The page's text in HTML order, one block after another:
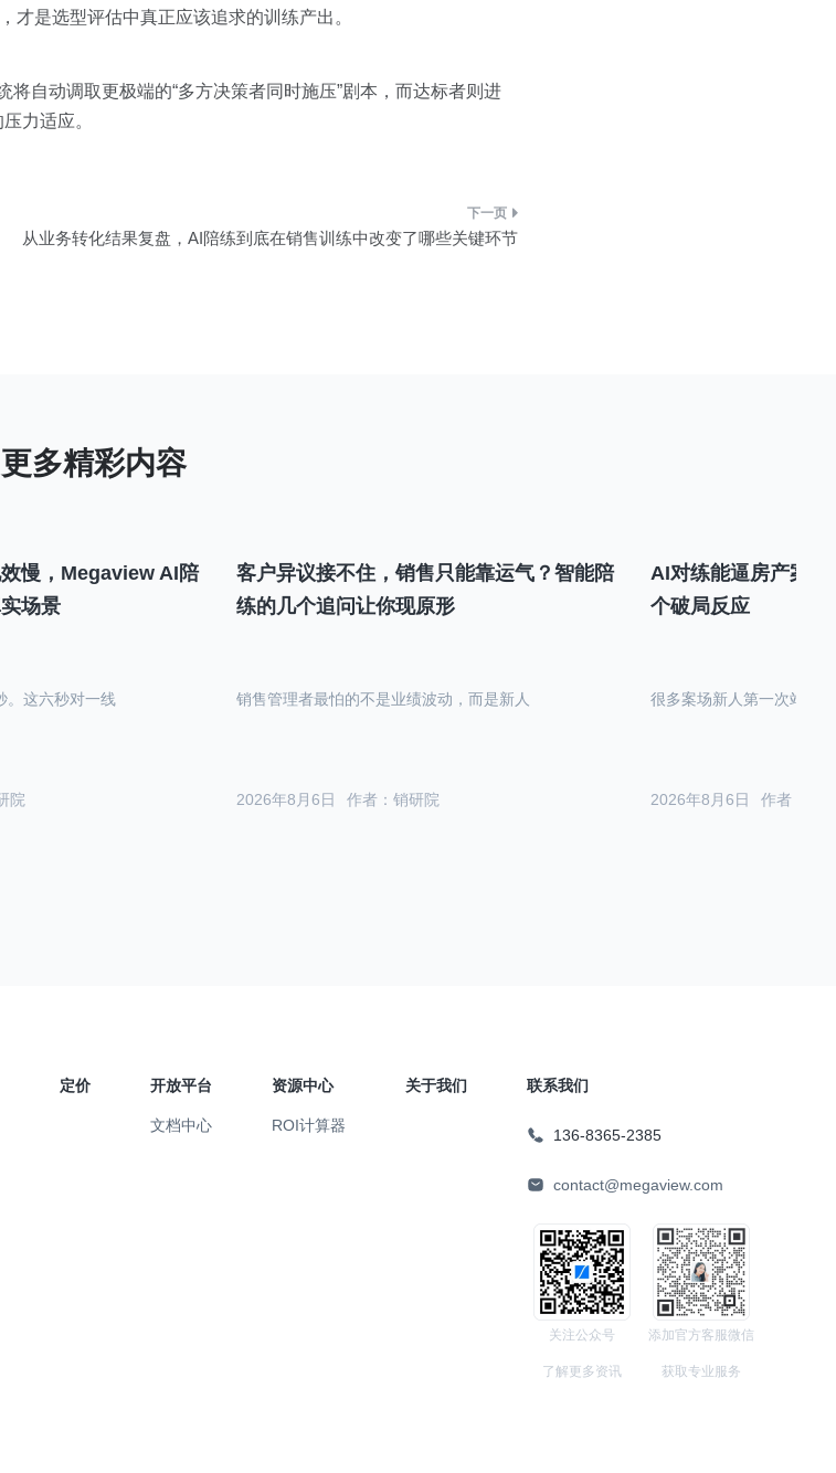
是选型评估中真正应该追求的训练产出。
自动调取更极端的“多方决策者同时施压”剧本，而达标者则进
力适应。
从业务转化结果复盘，AI陪练到底在销售训练中改变了哪些关键环节
慢，Megaview AI陪
场景
院
。这六秒对一线
客户异议接不住，销售只能靠运气？智能陪
练的几个追问让你现原形
作者：销研院
2026年8月6日
销售管理者最怕的不是业绩波动，而是新人
AI对练能逼房产案
个破局反应
作者：销
2026年8月6日
很多案场新人第一次站在
定价 开放平台
文档中心
资源中心
ROI计算器
关于我们 联系我们
136-8365-2385
contact@megaview.com
关注公众号
了解更多资讯
添加官方客服微信
获取专业服务